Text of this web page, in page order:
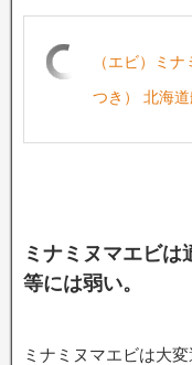
（エビ）ミ
つき） 北海
ミナミヌマエビ
等には弱い。
ミナミヌマエビは大